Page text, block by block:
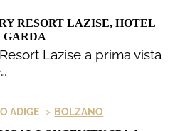
RESORT LAZISE, HOTEL
GARDA
Lazise a prima vista
ADIGE > BOLZANO